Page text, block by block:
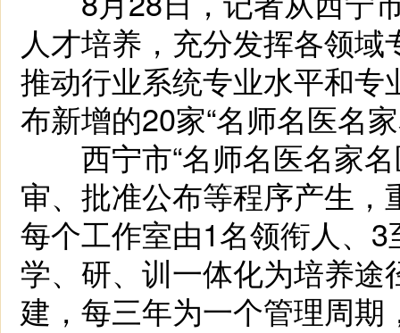
人才培养，充分发挥各领
推动行业系统专业水平和专
布新增的20家“名师名医名
西宁市“名师名医名家名
审、批准公布等程序产生
每个工作室由1名领衔人、
学、研、训一体化为培养
建，每三年为一个管理周